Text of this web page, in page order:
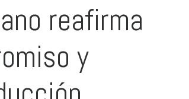
reafirma
y